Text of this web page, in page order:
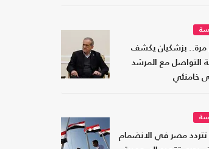
مرة.. بزشكيان يكشف
التواصل مع المرشد
خامنئي
تتردد مصر في الانضمام